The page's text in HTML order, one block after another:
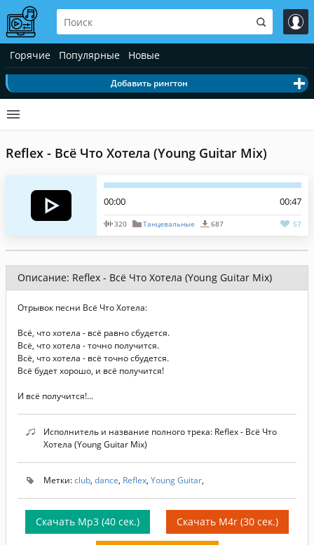
Горячие Популярные Новые
Добавить рингтон
Reflex - Всё Что Хотела (Young Guitar Mix)
00:00 00:47
320 Танцевальные 687 57
Описание: Reflex - Всё Что Хотела (Young Guitar Mix)
Отрывок песни Всё Что Хотела:
Всё, что хотела - всё равно сбудется.
Всё, что хотела - точно получится.
Всё, что хотела - всё точно сбудется.
Всё будет хорошо, и всё получится!
И всё получится!...
Исполнитель и название полного трека: Reflex - Всё Что
Хотела (Young Guitar Mix)
Метки:club, dance, Reflex, Young Guitar,
Скачать Mp3 (40 сек.) Скачать M4r (30 сек.)